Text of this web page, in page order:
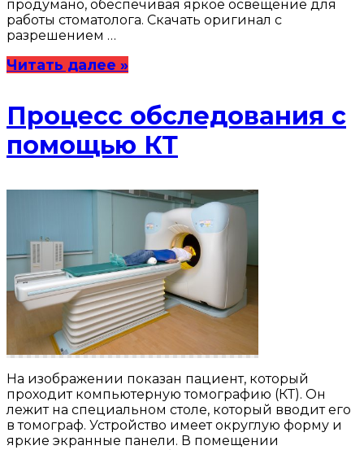
продумано, обеспечивая яркое освещение для
работы стоматолога. Скачать оригинал с
разрешением …
Читать далее »
Процесс обследования с
помощью КТ
На изображении показан пациент, который
проходит компьютерную томографию (КТ). Он
лежит на специальном столе, который вводит его
в томограф. Устройство имеет округлую форму и
яркие экранные панели. В помещении